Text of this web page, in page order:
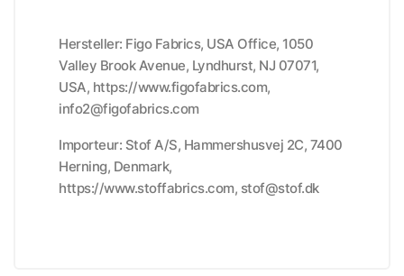
Hersteller: Figo Fabrics, USA Office, 1050
Valley Brook Avenue, Lyndhurst, NJ 07071,
USA, https://www.figofabrics.com,
info2@figofabrics.com
Importeur: Stof A/S, Hammershusvej 2C, 7400
Herning, Denmark,
https://www.stoffabrics.com, stof@stof.dk